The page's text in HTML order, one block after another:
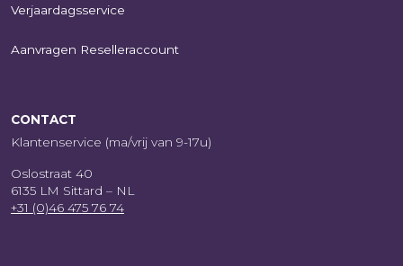
Verjaardagsservice
Aanvragen Reselleraccount
CONTACT
Klantenservice (ma/vrij van 9-17u)
Oslostraat 40
6135 LM Sittard – NL
+31 (0)46 475 76 74